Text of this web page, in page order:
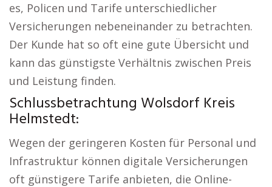
es, Policen und Tarife unterschiedlicher
Versicherungen nebeneinander zu betrachten.
Der Kunde hat so oft eine gute Übersicht und
kann das günstigste Verhältnis zwischen Preis
und Leistung finden.
Schlussbetrachtung Wolsdorf Kreis
Helmstedt:
Wegen der geringeren Kosten für Personal und
Infrastruktur können digitale Versicherungen
oft günstigere Tarife anbieten, die Online-